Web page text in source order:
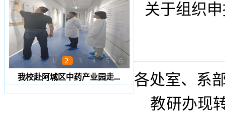
1 2 3 4 5 6
我校赴阿城区中药产业园走...
关于组织
各处室、系
教研办现